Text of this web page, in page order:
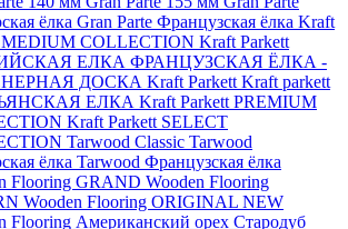
ёлка Gran Parte Французская ёлка Kraft
MEDIUM COLLECTION Kraft Parkett
ЕЛКА ФРАНЦУЗСКАЯ ЁЛКА -
ДОСКА Kraft Parkett Kraft parkett
ЕЛКА Kraft Parkett PREMIUM
Kraft Parkett SELECT
Tarwood Classic Tarwood
ёлка Tarwood Французская ёлка
Flooring GRAND Wooden Flooring
Wooden Flooring ORIGINAL NEW
Flooring Американский орех Стародуб